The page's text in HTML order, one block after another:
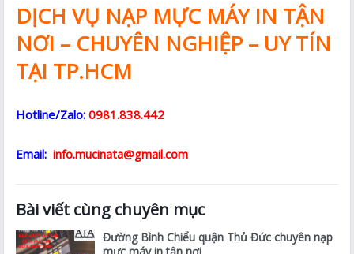
DỊCH VỤ NẠP MỰC MÁY IN TẬN
NƠI – CHUYÊN NGHIỆP – UY TÍN
TẠI TP.HCM
Hotline/Zalo: 0981.838.442
Email: info.mucinata@gmail.com
Bài viết cùng chuyên mục
Đường Bình Chiểu quận Thủ Đức chuyên nạp